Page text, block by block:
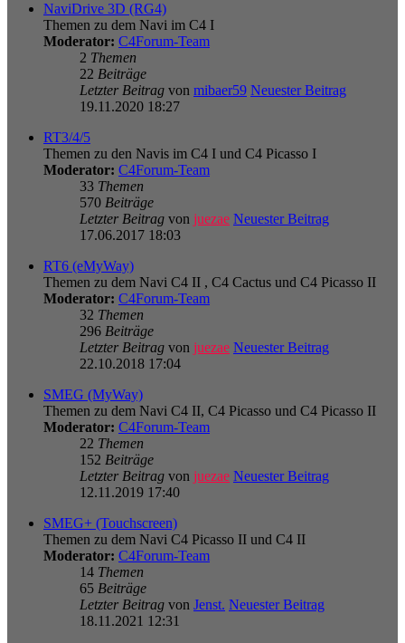
NaviDrive 3D (RG4)
Themen zu dem Navi im C4 I
Moderator: C4Forum-Team
2 Themen
22 Beiträge
Letzter Beitrag von mibaer59 Neuester Beitrag
19.11.2020 18:27
RT3/4/5
Themen zu den Navis im C4 I und C4 Picasso I
Moderator: C4Forum-Team
33 Themen
570 Beiträge
Letzter Beitrag von juezae Neuester Beitrag
17.06.2017 18:03
RT6 (eMyWay)
Themen zu dem Navi C4 II , C4 Cactus und C4 Picasso II
Moderator: C4Forum-Team
32 Themen
296 Beiträge
Letzter Beitrag von juezae Neuester Beitrag
22.10.2018 17:04
SMEG (MyWay)
Themen zu dem Navi C4 II, C4 Picasso und C4 Picasso II
Moderator: C4Forum-Team
22 Themen
152 Beiträge
Letzter Beitrag von juezae Neuester Beitrag
12.11.2019 17:40
SMEG+ (Touchscreen)
Themen zu dem Navi C4 Picasso II und C4 II
Moderator: C4Forum-Team
14 Themen
65 Beiträge
Letzter Beitrag von Jenst. Neuester Beitrag
18.11.2021 12:31